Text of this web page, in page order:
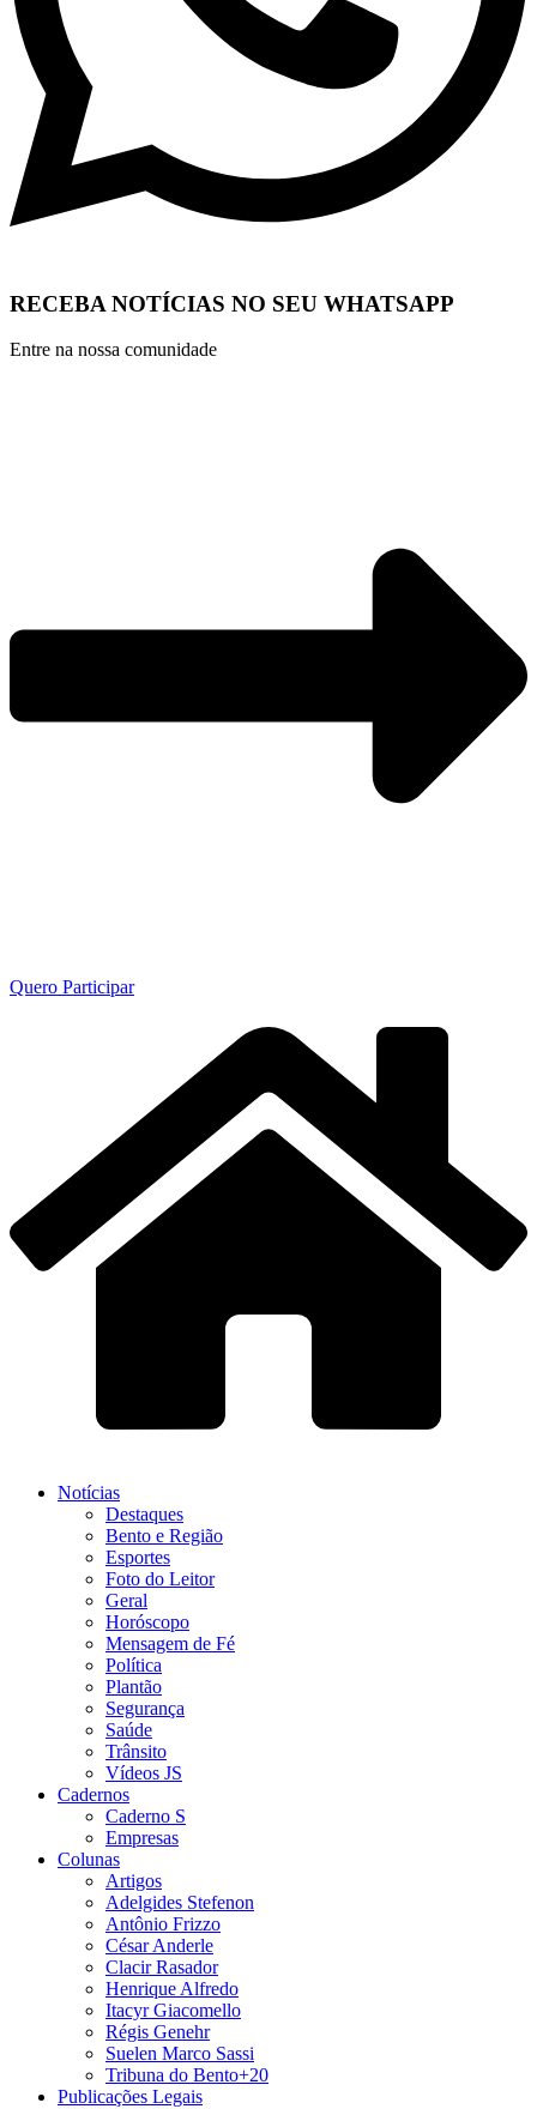
RECEBA NOTÍCIAS NO SEU WHATSAPP
Entre na nossa comunidade
Quero Participar
Notícias
Destaques
Bento e Região
Esportes
Foto do Leitor
Geral
Horóscopo
Mensagem de Fé
Política
Plantão
Segurança
Saúde
Trânsito
Vídeos JS
Cadernos
Caderno S
Empresas
Colunas
Artigos
Adelgides Stefenon
Antônio Frizzo
César Anderle
Clacir Rasador
Henrique Alfredo
Itacyr Giacomello
Régis Genehr
Suelen Marco Sassi
Tribuna do Bento+20
Publicações Legais